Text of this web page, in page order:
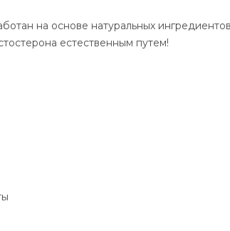
на основе натуральных
естественным путем!